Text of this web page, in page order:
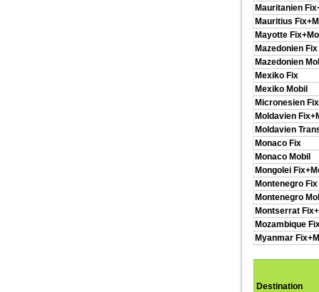
Mauritanien
Mauritius
Mayotte
Mazedonien Fix
Mazedonien
Mexiko Fix
Mexiko Mobil
Micronesien Fix
Moldavien
Moldavien
Monaco Fix
Monaco Mobil
Mongolei
Montenegro Fix
Montenegro
Montserrat
Mozambique
Myanmar
Destination